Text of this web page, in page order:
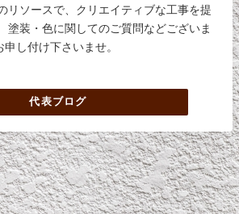
リソースで、クリエイティブな工事を提
塗装・色に関してのご質問などございま
し付け下さいませ。
代表ブログ